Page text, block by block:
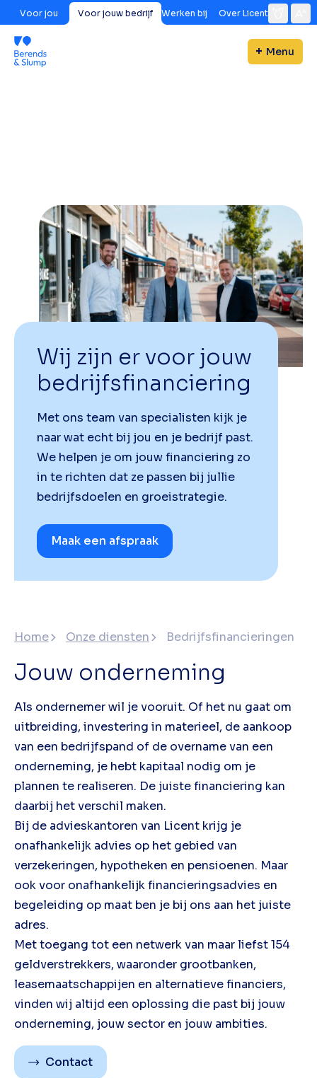
Voor jou Voor jouw bedrijf Werken bij Over Licent
Menu
Wij zijn er voor jouw
bedrijfsfinanciering
Met ons team van specialisten kijk je
naar wat echt bij jou en je bedrijf past.
We helpen je om jouw financiering zo
in te richten dat ze passen bij jullie
bedrijfsdoelen en groeistrategie.
Maak een afspraak
Home Onze diensten Bedrijfsfinancieringen
Jouw onderneming
Als ondernemer wil je vooruit. Of het nu gaat om
uitbreiding, investering in materieel, de aankoop
van een bedrijfspand of de overname van een
onderneming, je hebt kapitaal nodig om je
plannen te realiseren. De juiste financiering kan
daarbij het verschil maken.
Bij de advieskantoren van Licent krijg je
onafhankelijk advies op het gebied van
verzekeringen, hypotheken en pensioenen. Maar
ook voor onafhankelijk financieringsadvies en
begeleiding op maat ben je bij ons aan het juiste
adres.
Met toegang tot een netwerk van maar liefst 154
geldverstrekkers, waaronder grootbanken,
leasemaatschappijen en alternatieve financiers,
vinden wij altijd een oplossing die past bij jouw
onderneming, jouw sector en jouw ambities.
Contact